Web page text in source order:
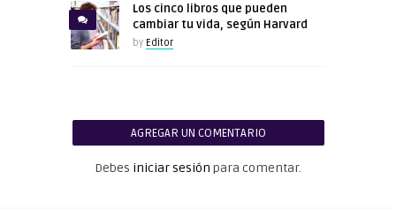
Los cinco libros que pueden
cambiar tu vida, según Harvard
by Editor
AGREGAR UN COMENTARIO
Debes iniciar sesión para comentar.